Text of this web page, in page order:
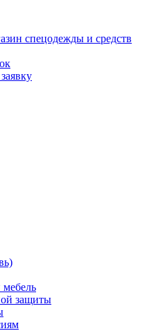
спецодежды и средств
мебель
защиты